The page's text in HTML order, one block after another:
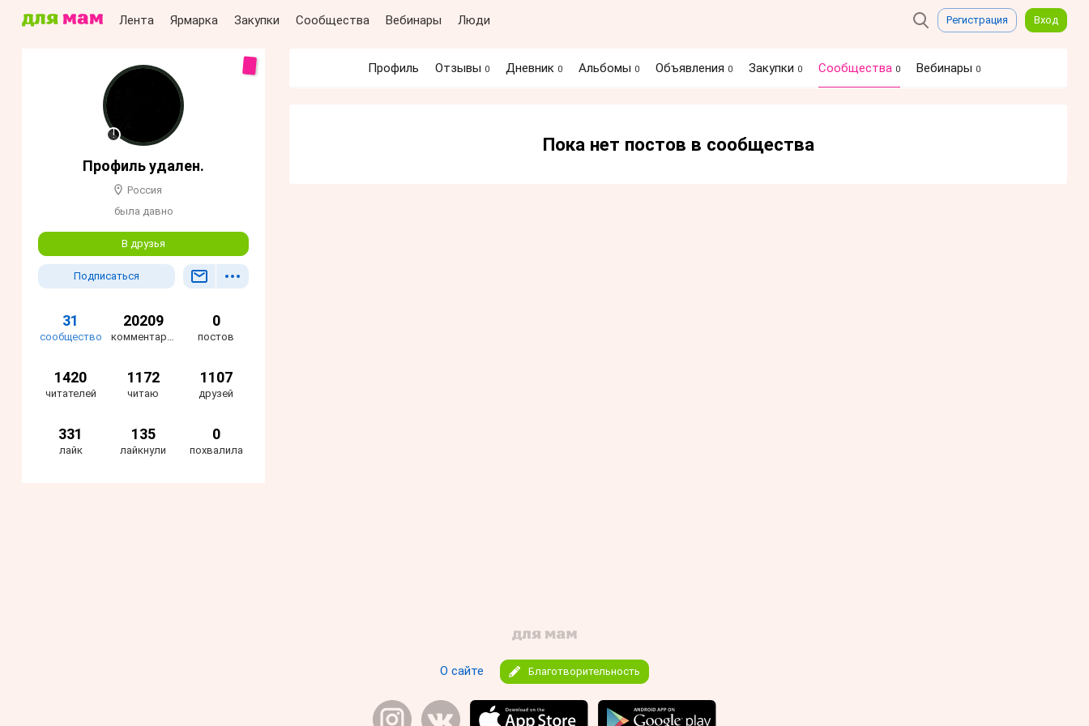
Лента Ярмарка Закупки Сообщества Вебинары Люди Регистрация Вход
Профиль удален.
Россия
была давно
В друзья
Подписаться
31
сообщество
20209
комментариев
0
постов
1420
читателей
1172
читаю
1107
друзей
331
лайк
135
лайкнули
0
похвалила
Профиль Отзывы 0 Дневник 0 Альбомы 0 Объявления 0 Закупки 0 Сообщества 0 Вебинары 0
Пока нет постов в сообщества
О сайте Благотворительность